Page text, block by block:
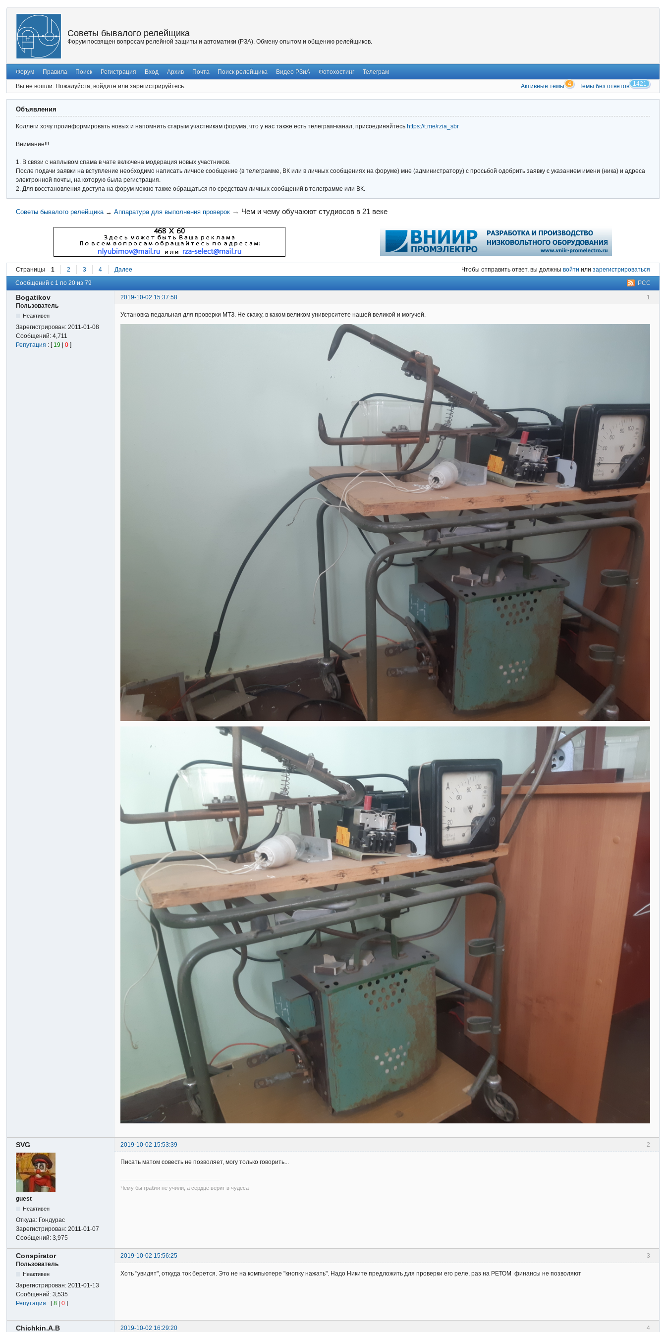
Советы бывалого релейщика
Форум посвящен вопросам релейной защиты и автоматики (РЗА). Обмену опытом и общению релейщиков.
Форум Правила Поиск Регистрация Вход Архив Почта Поиск релейщика Видео РЗиА Фотохостинг Телеграм
Вы не вошли. Пожалуйста, войдите или зарегистрируйтесь. Активные темы 4 Темы без ответов 1421
Объявления
Коллеги хочу проинформировать новых и напомнить старым участникам форума, что у нас также есть телеграм-канал, присоединяйтесь https://t.me/rzia_sbr
Внимание!!!
1. В связи с наплывом спама в чате включена модерация новых участников.
После подачи заявки на вступление необходимо написать личное сообщение (в телеграмме, ВК или в личных сообщениях на форуме) мне (администратору) с просьбой одобрить заявку с указанием имени (ника) и адреса
электронной почты, на которую была регистрация.
2. Для восстановления доступа на форум можно также обращаться по средствам личных сообщений в телеграмме или ВК.
Советы бывалого релейщика → Аппаратура для выполнения проверок → Чем и чему обучаюют студиосов в 21 веке
Страницы 1 2 3 4 Далее Чтобы отправить ответ, вы должны войти или зарегистрироваться
РСС
Сообщений с 1 по 20 из 79
1
Bogatikov
2019-10-02 15:37:58
Пользователь
Неактивен
Зарегистрирован:2011-01-08
Сообщений:4,711
Репутация : [ 19 |0 ]
Установка педальная для проверки МТЗ. Не скажу, в каком великом университете нашей великой и могучей.
2
SVG 2019-10-02 15:53:39
guest
Неактивен
Откуда: Гондурас
Зарегистрирован:2011-01-07
Сообщений:3,975
Писать матом совесть не позволяет, могу только говорить...
Чему бы грабли не учили, а сердце верит в чудеса
3
Conspirator
2019-10-02 15:56:25
Пользователь
Неактивен
Зарегистрирован:2011-01-13
Сообщений:3,535
Репутация : [8 |0 ]
Хоть "увидят", откуда ток берется. Это не на компьютере "кнопку нажать". Надо Никите предложить для проверки его реле, раз на РЕТОМ финансы не позволяют
4
Chichkin.A.B 2019-10-02 16:29:20